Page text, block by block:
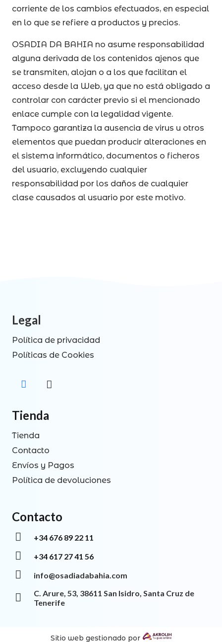
corriente de los cambios efectuados, en especial
en lo que se refiere a productos y precios.
OSADIA DA BAHIA no asume responsabilidad
alguna derivada de los contenidos ajenos que
se transmiten, alojan o a los que facilitan el
acceso desde la Web, ya que no está obligado a
controlar con carácter previo si el mencionado
enlace cumple con la legalidad vigente.
Tampoco garantiza la ausencia de virus u otros
elementos que puedan producir alteraciones en
el sistema informático, documentos o ficheros
del usuario, excluyendo cualquier
responsabilidad por los daños de cualquier
clase causados al usuario por este motivo.
Legal
Política de privacidad
Políticas de Cookies
Tienda
Tienda
Contacto
Envíos y Pagos
Política de devoluciones
Contacto
+34 676 89 22 11
+34 617 27 41 56
info@osadiadabahia.com
C. Arure, 53, 38611 San Isidro, Santa Cruz de
Tenerife
Sitio web gestionado por